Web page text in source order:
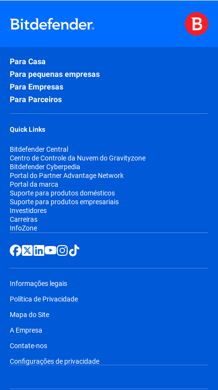
Para Casa
Para pequenas empresas
Para Empresas
Para Parceiros
Quick Links
Bitdefender Central
Centro de Controle da Nuvem do Gravityzone
Bitdefender Cyberpedia
Portal do Partner Advantage Network
Portal da marca
Suporte para produtos domésticos
Suporte para produtos empresariais
Investidores
Carreiras
InfoZone
Informações legais
Política de Privacidade
Mapa do Site
A Empresa
Contate-nos
Configurações de privacidade